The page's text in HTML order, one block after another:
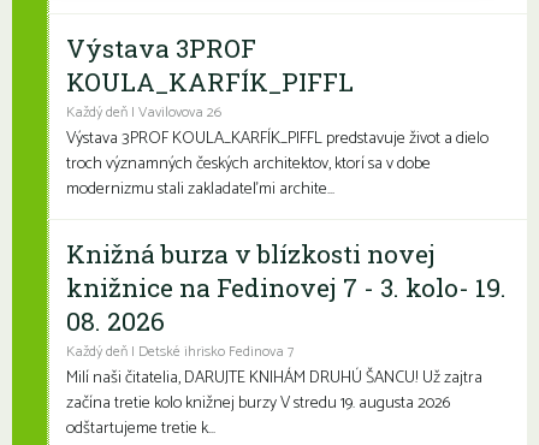
Výstava 3PROF
KOULA_KARFÍK_PIFFL
Každý deň | Vavilovova 26
Výstava 3PROF KOULA_KARFÍK_PIFFL predstavuje život a dielo
troch významných českých architektov, ktorí sa v dobe
modernizmu stali zakladateľmi archite...
Knižná burza v blízkosti novej
knižnice na Fedinovej 7 - 3. kolo- 19.
08. 2026
Každý deň | Detské ihrisko Fedinova 7
Milí naši čitatelia, DARUJTE KNIHÁM DRUHÚ ŠANCU! Už zajtra
začína tretie kolo knižnej burzy V stredu 19. augusta 2026
odštartujeme tretie k...